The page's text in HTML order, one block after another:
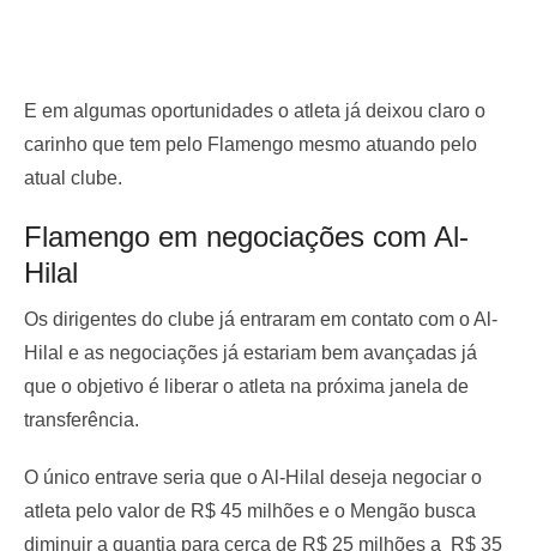
E em algumas oportunidades o atleta já deixou claro o
carinho que tem pelo Flamengo mesmo atuando pelo
atual clube.
Flamengo em negociações com Al-
Hilal
Os dirigentes do clube já entraram em contato com o Al-
Hilal e as negociações já estariam bem avançadas já
que o objetivo é liberar o atleta na próxima janela de
transferência.
O único entrave seria que o Al-Hilal deseja negociar o
atleta pelo valor de R$ 45 milhões e o Mengão busca
diminuir a quantia para cerca de R$ 25 milhões a R$ 35